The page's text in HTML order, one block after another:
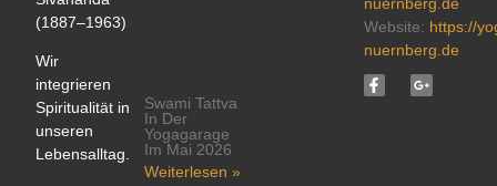
(1887–1963)
Wir
integrieren
Spiritualität in
unseren
Lebensalltag.
Swami Tattva
In Der
Yogagarage
Im Mai 2026
Weiterlesen »
Website: https://
nuernberg.de